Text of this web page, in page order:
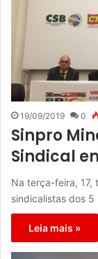
19/09/2019 0
Sinpro
Sindical
Na terça-feira, 17,
sindicalistas dos
Leia mais »